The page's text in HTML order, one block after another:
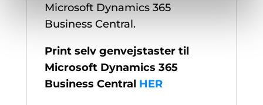
Microsoft Dynamics 365
Business Central.
Print selv genvejstaster til
Microsoft Dynamics 365
Business Central HER